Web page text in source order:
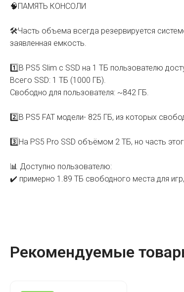
🧠ПАМЯТЬ КОНСОЛИ
🛠️Часть объема всегда резервируется
заявленная емкость.
1️⃣В PS5 Slim с SSD на 1 ТБ пользователю
Всего SSD: 1 ТБ (1000 ГБ).
Свободно для пользователя: ~842 ГБ.
2️⃣В PS5 FAT модели- 825 ГБ, из которых
3️⃣На PS5 Pro SSD объёмом 2 ТБ, но часть
📊 Доступно пользователю:
✔️ примерно 1.89 ТБ свободного места для
Рекомендуемые